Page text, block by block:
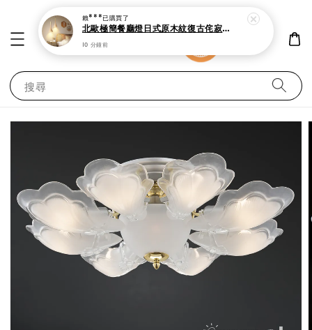
搜尋
賴***已購買了
北歐極簡餐廳燈日式原木紋復古侘寂吊燈
10 分鐘前